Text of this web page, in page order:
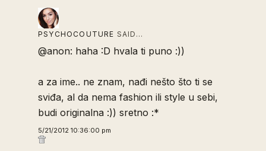
PSYCHOCOUTURE SAID…
@anon: haha :D hvala ti puno :))
a za ime.. ne znam, nađi nešto što ti se
sviđa, al da nema fashion ili style u sebi,
budi originalna :)) sretno :*
5/21/2012 10:36:00 pm